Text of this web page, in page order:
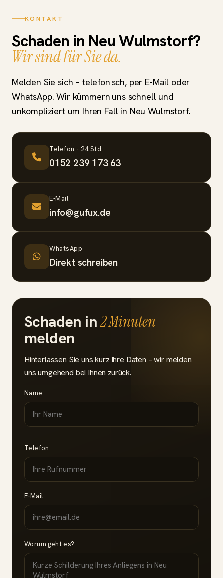
KONTAKT
Schaden in Neu Wulmstorf?
Wir sind für Sie da.
Melden Sie sich – telefonisch, per E-Mail oder
WhatsApp. Wir kümmern uns schnell und
unkompliziert um Ihren Fall in Neu Wulmstorf.
Telefon · 24 Std.
0152 239 173 63
E-Mail
info@gufux.de
WhatsApp
Direkt schreiben
Schaden in2 Minuten
melden
Hinterlassen Sie uns kurz Ihre Daten – wir melden
uns umgehend bei Ihnen zurück.
Name
Telefon
E-Mail
Worum geht es?